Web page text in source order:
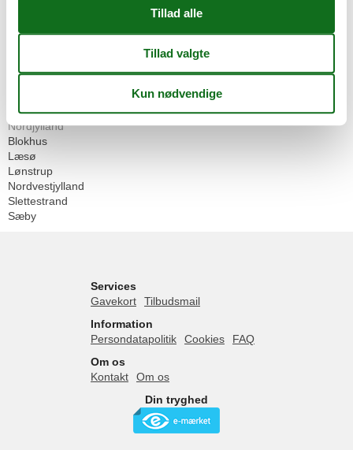
Alle
Geografier
Danmark
Nordjylland
Blokhus
Læsø
Lønstrup
Nordvestjylland
Slettestrand
Sæby
Services
Gavekort
Tilbudsmail
Information
Persondatapolitik
Cookies
FAQ
Om os
Kontakt
Om os
Din tryghed